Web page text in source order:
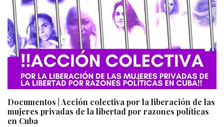
Documentos | Acción colectiva por la liberación de las
mujeres privadas de la libertad por razones políticas
en Cuba